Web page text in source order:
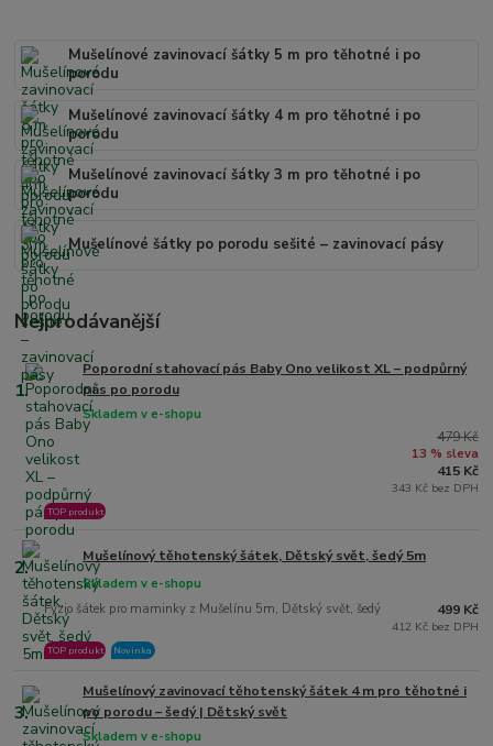
Mušelínové zavinovací šátky 5 m pro těhotné i po
porodu
Mušelínové zavinovací šátky 4 m pro těhotné i po
porodu
Mušelínové zavinovací šátky 3 m pro těhotné i po
porodu
Mušelínové šátky po porodu sešité – zavinovací pásy
Nejprodávanější
1.
Poporodní stahovací pás Baby Ono velikost XL – podpůrný
pás po porodu
Skladem v e-shopu
TOP produkt
479 Kč
13 % sleva
415 Kč
343 Kč bez DPH
2. Mušelínový těhotenský šátek, Dětský svět, šedý 5m
Fyzio šátek pro maminky z Mušelínu 5m, Dětský svět, šedý
Skladem v e-shopu
TOP produkt Novinka
499 Kč
412 Kč bez DPH
3.
Mušelínový zavinovací těhotenský šátek 4 m pro těhotné i
po porodu – šedý | Dětský svět
Skladem v e-shopu